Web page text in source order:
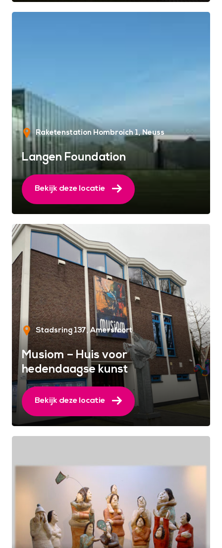
Raketenstation Hombroich 1 Neuss
Langen Foundation
Bekijk deze locatie
Stadsring 137 Amersfoort
Musiom – Huis voor
hedendaagse kunst
Bekijk deze locatie